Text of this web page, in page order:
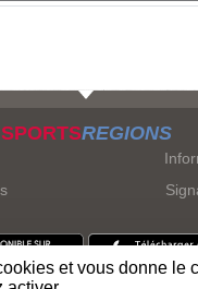
SPORTSREGIONS
et vous donne le